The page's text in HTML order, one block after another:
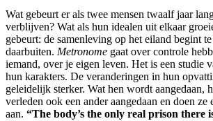
Wat gebeurt er als twee mensen twaalf jaar
verblijven? Wat als hun idealen uit elkaar
gebeurt: de samenleving op het eiland begint
daarbuiten. Metronome gaat over controle
iemand, over je eigen leven. Het is een studie
hun karakters. De veranderingen in hun
geleidelijk sterker. Wat hen wordt aangedaan,
verleden ook een ander aangedaan en doen ze
aan. “The body’s the only real prison there